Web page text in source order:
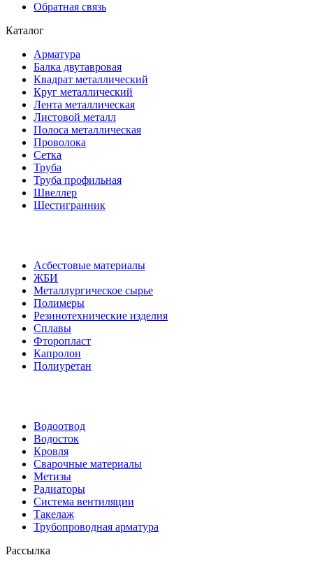
Обратная связь
Каталог
Арматура
Балка двутавровая
Квадрат металлический
Круг металлический
Лента металлическая
Листовой металл
Полоса металлическая
Проволока
Сетка
Труба
Труба профильная
Швеллер
Шестигранник
Асбестовые материалы
ЖБИ
Металлургическое сырье
Полимеры
Резинотехнические изделия
Сплавы
Фторопласт
Капролон
Полиуретан
Водоотвод
Водосток
Кровля
Сварочные материалы
Метизы
Радиаторы
Система вентиляции
Такелаж
Трубопроводная арматура
Рассылка